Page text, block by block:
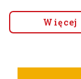
Więcej